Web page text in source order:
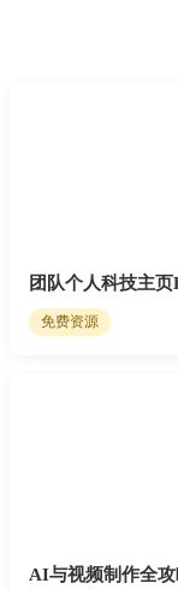
团队个人科技主
免费资源
AI与视频制作全